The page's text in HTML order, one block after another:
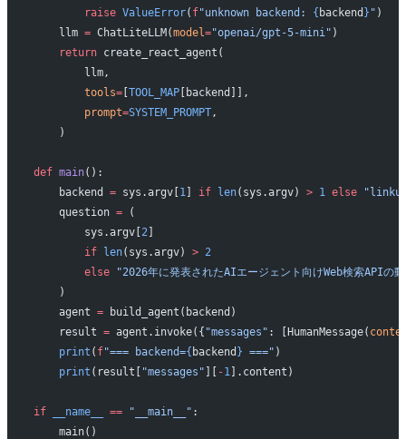
        raise
ValueError( f"unknown backend: { backend } " )
    llm
= ChatLiteLLM(model ="openai/gpt-5-mini" )
    return
create_react_agent(
        llm,
        tools
=[TOOL_MAP[backend]],
        prompt
=SYSTEM_PROMPT,
    )
def main():
    backend
= sys.argv[1 ] if len(sys.argv) > 1 else
    question
= (
        sys.argv[
2 ]
        if
len(sys.argv) > 2
        else
"2026年に発表されたAIエージェント向けWeb検索APIの
    )
    agent
= build_agent(backend)
    result
= agent.invoke({ "messages" : [HumanMessage(
    print
( f"=== backend={ backend } ===" )
    print
(result[ "messages" ][ -1 ].content)
if __name__ == "__main__" :
    main()